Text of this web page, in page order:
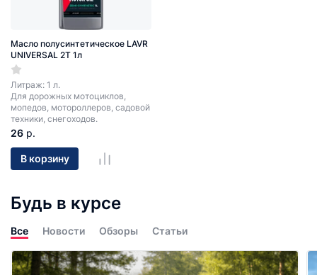
Масло полусинтетическое LAVR
UNIVERSAL 2T 1л
Литраж: 1 л.
Для дорожных мотоциклов,
мопедов, мотороллеров, садовой
техники, снегоходов.
26 р.
В корзину
Будь в курсе
Все Новости Обзоры Статьи